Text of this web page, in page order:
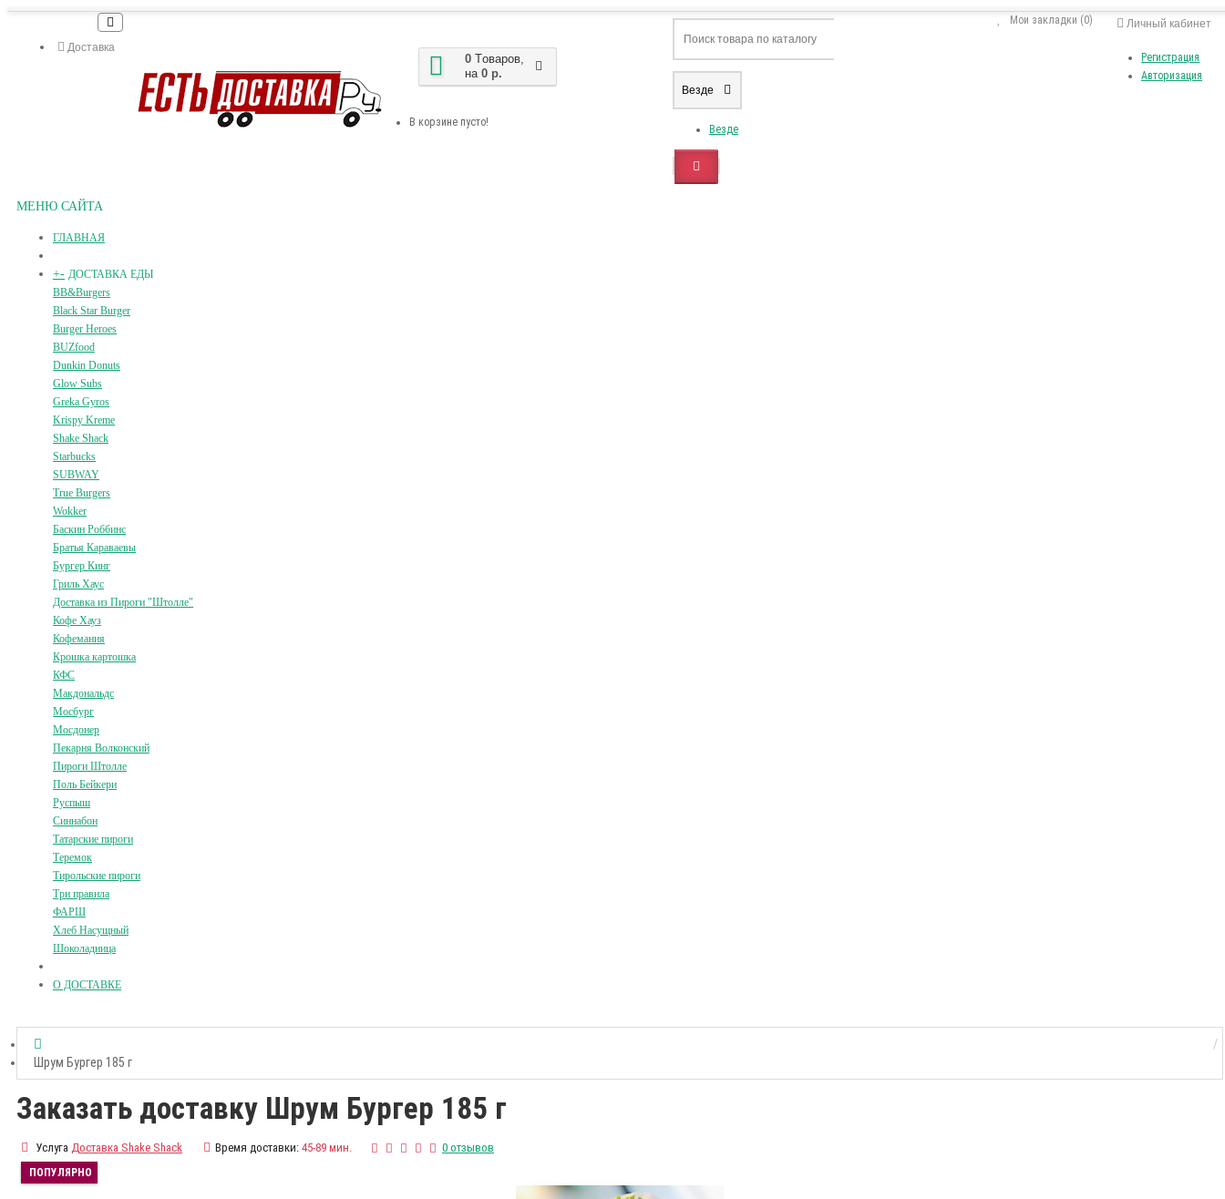
Доставка
Личный кабинет
Регистрация
Авторизация
Мои закладки (0)
0 Tоваров,
на 0 р.
В корзине пусто!
Везде
Везде
МЕНЮ САЙТА
ГЛАВНАЯ
+- ДОСТАВКА ЕДЫ
BB&Burgers
Black Star Burger
Burger Heroes
BUZfood
Dunkin Donuts
Glow Subs
Greka Gyros
Krispy Kreme
Shake Shack
Starbucks
SUBWAY
True Burgers
Wokker
Баскин Роббинс
Братья Караваевы
Бургер Кинг
Гриль Хаус
Доставка из Пироги "Штолле"
Кофе Хауз
Кофемания
Крошка картошка
КФС
Макдональдс
Мосбург
Мосдонер
Пекарня Волконский
Пироги Штолле
Поль Бейкери
Руспыш
Синнабон
Татарские пироги
Теремок
Тирольские пироги
Три правила
ФАРШ
Хлеб Насущный
Шоколадница
О ДОСТАВКЕ
Шрум Бургер 185 г
Заказать доставку Шрум Бургер 185 г
Услуга Доставка Shake Shack Время доставки: 45-89 мин. 0 отзывов
ПОПУЛЯРНО